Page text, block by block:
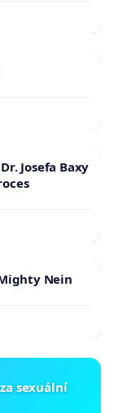
Josefa Baxy
Nein
sexuální